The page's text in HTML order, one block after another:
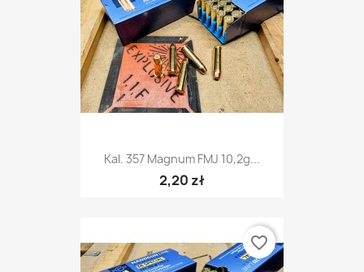
Kal. 357 Magnum FMJ 10,2g...
2,20 zł
favorite_border